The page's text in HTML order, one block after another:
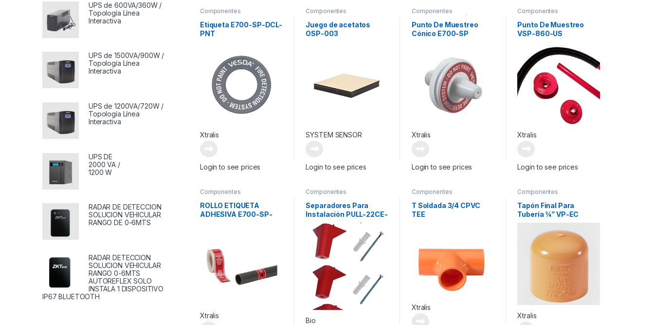
Componentes
Suplementarios
Etiqueta E700-SP-DCL-
PNT
Xtralis
Login to see prices
Componentes
Suplementarios
Juego de acetatos
OSP-003
SYSTEM SENSOR
Login to see prices
Componentes
Suplementarios
Módulo
Tarjeta Expansora
Punto De Muestreo
Cónico E700-SP
Xtralis
Login to see prices
Componentes
Suplementarios
Punto De Muestreo
VSP-860-US
Xtralis
Login to see prices
Componentes
Suplementarios
ROLLO ETIQUETA
ADHESIVA E700-SP-
Xtralis
Componentes
Suplementarios
Separadores Para
Instalación PULL-22CE-
Bio
Componentes
Suplementarios
T Soldada 3/4 CPVC
TEE
Xtralis
Componentes
Suplementarios
Tapón Final Para
Tubería ¾” VP-EC
Xtralis
UPS de 600VA/360W /
Topología Línea
Interactiva
UPS de 1500VA/900W /
Topología Línea
Interactiva
UPS de 1200VA/720W /
Topología Línea
Interactiva
UPS DE
2000 VA /
1200 W
RADAR DE DETECCION
SOLUCION VEHICULAR
RANGO DE 0-6MTS
RADAR DETECCION
SOLUCION VEHICULAR
RANGO 0-6MTS
AUTOREFLEX SOLO
INSTALA 1 DISPOSITIVO
IP67 BLUETOOTH